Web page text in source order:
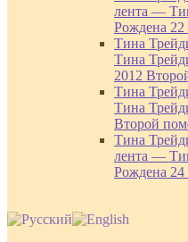
лента —
Рождена 22
Тина
Тина
2012
Тина
Тина
Второй
Тина
лента —
Рождена